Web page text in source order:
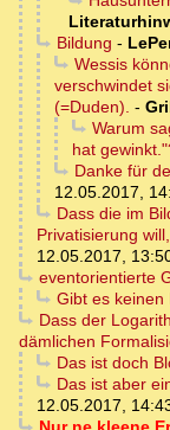
Bildung -
Wessis
verschwindet
(=Duden). -
Warum
hat
Danke für
12.05.2017,
Dass die im
Privatisierung
12.05.2017,
eventorientierte
Gibt es keinen
Dass der
dämlichen
Das ist doch
Das ist aber
12.05.2017,